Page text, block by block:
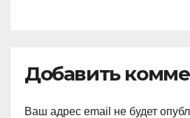
Добавить
Ваш адрес email не будет